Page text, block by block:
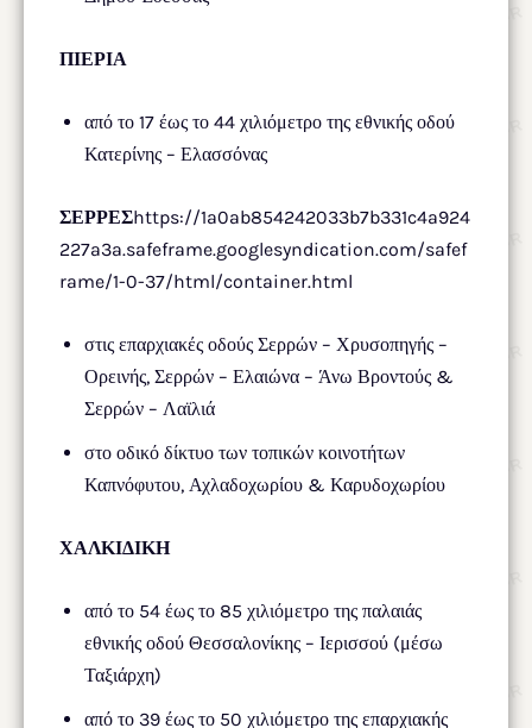
ΠΙΕΡΙΑ
από το 17 έως το 44 χιλιόμετρο της εθνικής οδού
Κατερίνης – Ελασσόνας
ΣΕΡΡΕΣhttps://1a0ab854242033b7b331c4a924
227a3a.safeframe.googlesyndication.com/safef
rame/1-0-37/html/container.html
στις επαρχιακές οδούς Σερρών – Χρυσοπηγής –
Ορεινής, Σερρών – Ελαιώνα – Άνω Βροντούς &
Σερρών – Λαϊλιά
στο οδικό δίκτυο των τοπικών κοινοτήτων
Καπνόφυτου, Αχλαδοχωρίου & Καρυδοχωρίου
ΧΑΛΚΙΔΙΚΗ
από το 54 έως το 85 χιλιόμετρο της παλαιάς
εθνικής οδού Θεσσαλονίκης – Ιερισσού (μέσω
Ταξιάρχη)
από το 39 έως το 50 χιλιόμετρο της επαρχιακής